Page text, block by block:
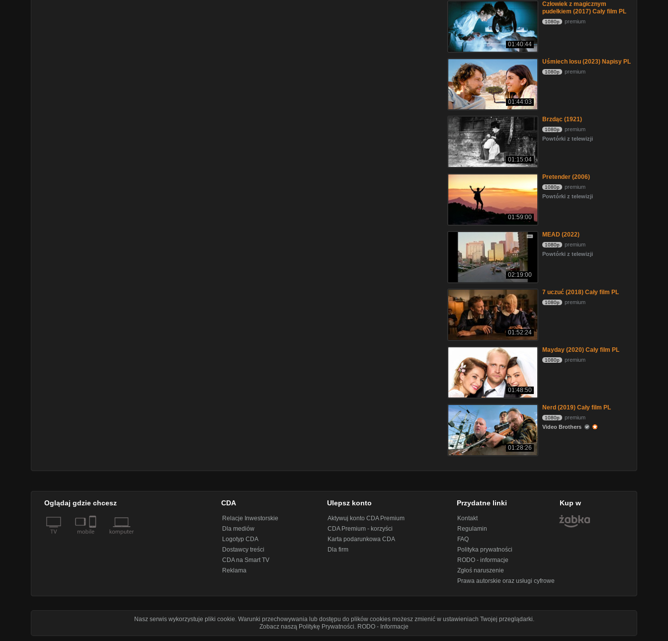
01:40:44
Człowiek z magicznym
pudełkiem (2017) Cały film PL
1080p premium
01:44:03
Uśmiech losu (2023) Napisy PL
1080p premium
01:15:04
Brzdąc (1921)
1080p
premium
Powtórki z telewizji
01:59:00
Pretender (2006)
1080p
premium
Powtórki z telewizji
02:19:00
MEAD (2022)
1080p
premium
Powtórki z telewizji
01:52:24
7 uczuć (2018) Cały film PL
1080p premium
01:48:50
Mayday (2020) Cały film PL
1080p premium
01:28:26
Nerd (2019) Cały film PL
1080p
premium
Video Brothers
Oglądaj gdzie chcesz CDA
Relacje Inwestorskie
Dla mediów
Logotyp CDA
Dostawcy treści
CDA na Smart TV
Reklama
Ulepsz konto
Aktywuj konto CDA Premium
CDA Premium - korzyści
Karta podarunkowa CDA
Dla firm
Przydatne linki
Kontakt
Regulamin
FAQ
Polityka prywatności
RODO - informacje
Zgłoś naruszenie
Prawa autorskie oraz usługi cyfrowe
Kup w
Nasz serwis wykorzystuje pliki cookie. Warunki przechowywania lub dostępu do plików cookies możesz zmienić w ustawieniach Twojej przeglądarki.
Zobacz naszą Politykę Prywatności. RODO - Informacje